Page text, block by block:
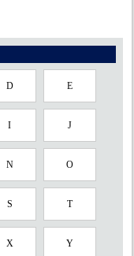
D E
I J
N O
S T
X Y